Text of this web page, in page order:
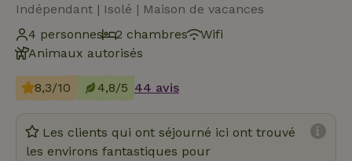
Indépendant | Isolé | Maison de vacances
4 personnes
2 chambres
Wifi
Animaux autorisés
8,3/10 4,8/5 44 avis
Les clients qui ont séjourné ici ont trouvé
les environs fantastiques pour